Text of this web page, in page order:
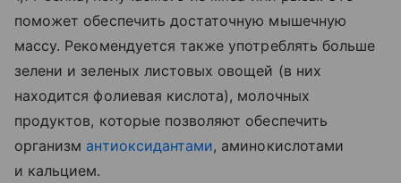
поможет обеспечить достаточную мышечную
массу. Рекомендуется также употреблять больше
зелени и зеленых листовых овощей (в них
находится фолиевая кислота), молочных
продуктов, которые позволяют обеспечить
организм антиоксидантами, аминокислотами
и кальцием.